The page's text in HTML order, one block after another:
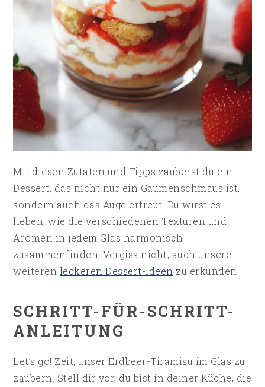
Mit diesen Zutaten und Tipps zauberst du ein
Dessert, das nicht nur ein Gaumenschmaus ist,
sondern auch das Auge erfreut. Du wirst es
lieben, wie die verschiedenen Texturen und
Aromen in jedem Glas harmonisch
zusammenfinden. Vergiss nicht, auch unsere
weiteren leckeren Dessert-Ideen zu erkunden!
SCHRITT-FÜR-SCHRITT-
ANLEITUNG
Let’s go! Zeit, unser Erdbeer-Tiramisu im Glas zu
zaubern. Stell dir vor, du bist in deiner Küche, die